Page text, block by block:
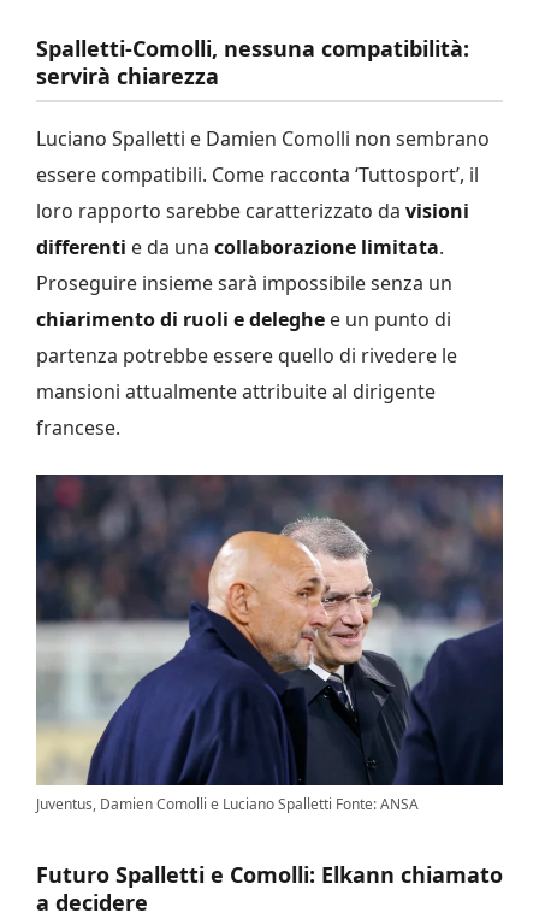
Spalletti-Comolli, nessuna compatibilità:
servirà chiarezza
Luciano Spalletti e Damien Comolli non sembrano
essere compatibili. Come racconta ‘Tuttosport’, il
loro rapporto sarebbe caratterizzato da visioni
differenti e da una collaborazione limitata.
Proseguire insieme sarà impossibile senza un
chiarimento di ruoli e deleghe e un punto di
partenza potrebbe essere quello di rivedere le
mansioni attualmente attribuite al dirigente
francese.
Juventus, Damien Comolli e Luciano Spalletti Fonte: ANSA
Futuro Spalletti e Comolli: Elkann chiamato
a decidere